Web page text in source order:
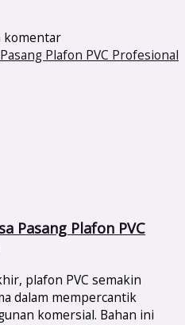
komentar
Pasang Plafon PVC
plafon PVC semakin
dalam mempercantik
komersial. Bahan ini